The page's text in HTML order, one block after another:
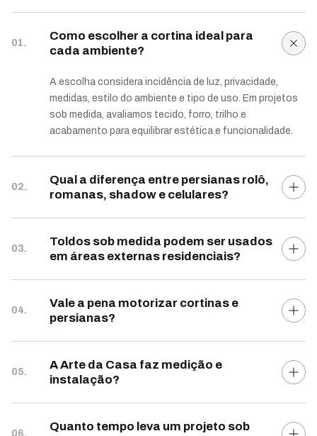
01.
Como escolher a cortina ideal para
cada ambiente?
A escolha considera incidência de luz, privacidade,
medidas, estilo do ambiente e tipo de uso. Em projetos
sob medida, avaliamos tecido, forro, trilho e
acabamento para equilibrar estética e funcionalidade.
02.
Qual a diferença entre persianas rolô,
romanas, shadow e celulares?
03.
Toldos sob medida podem ser usados
em áreas externas residenciais?
04.
Vale a pena motorizar cortinas e
persianas?
05.
A Arte da Casa faz medição e
instalação?
06.
Quanto tempo leva um projeto sob